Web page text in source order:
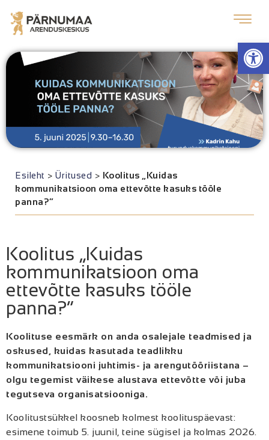
Esileht > Üritused > Koolitus „Kuidas
kommunikatsioon oma ettevõtte kasuks tööle
panna?“
Koolitus „Kuidas
kommunikatsioon oma
ettevõtte kasuks tööle
panna?“
Koolituse eesmärk on anda osalejale teadmised ja
oskused, kuidas kasutada teadlikku
kommunikatsiooni juhtimis- ja arengutööriistana –
olgu tegemist väikese alustava ettevõtte või juba
tegutseva organisatsiooniga.
Koolitustsükkel koosneb kolmest koolituspäevast:
esimene toimub 5. juunil, teine sügisel ja kolmas 2026.